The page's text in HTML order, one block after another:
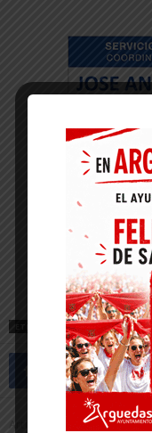
CENTRO LASA
Artículo anterior